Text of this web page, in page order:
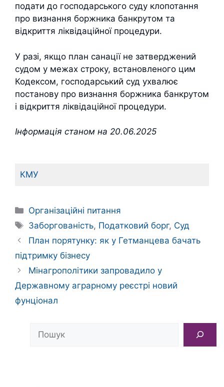
подати до господарського суду клопотання
про визнання боржника банкрутом та
відкриття ліквідаційної процедури.
У разі, якщо план санації не затверджений
судом у межах строку, встановленого цим
Кодексом, господарський суд ухвалює
постанову про визнання боржника банкрутом
і відкриття ліквідаційної процедури.
Інформація станом на 20.06.2025
КМУ
Категорії
Організаційні питання
Позначки
Заборгованість, Податковий борг, Суд
План порятунку: як у Гетманцева бачать
підтримку бізнесу
Мінагрополітики запровадило у
Державному аграрному реєстрі новий
фунціонал